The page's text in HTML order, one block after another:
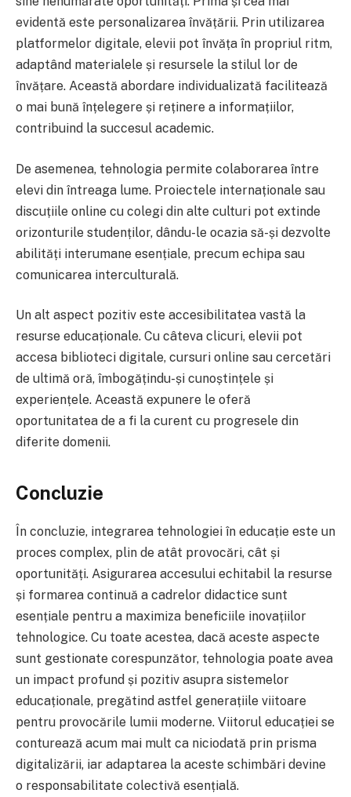
evidentă este personalizarea învățării. Prin utilizarea
platformelor digitale, elevii pot învăța în propriul ritm,
adaptând materialele și resursele la stilul lor de
învățare. Această abordare individualizată facilitează
o mai bună înțelegere și reținere a informațiilor,
contribuind la succesul academic.
De asemenea, tehnologia permite colaborarea între
elevi din întreaga lume. Proiectele internaționale sau
discuțiile online cu colegi din alte culturi pot extinde
orizonturile studenților, dându-le ocazia să-și dezvolte
abilități interumane esențiale, precum echipa sau
comunicarea interculturală.
Un alt aspect pozitiv este accesibilitatea vastă la
resurse educaționale. Cu câteva clicuri, elevii pot
accesa biblioteci digitale, cursuri online sau cercetări
de ultimă oră, îmbogățindu-și cunoștințele și
experiențele. Această expunere le oferă
oportunitatea de a fi la curent cu progresele din
diferite domenii.
Concluzie
În concluzie, integrarea tehnologiei în educație este un
proces complex, plin de atât provocări, cât și
oportunități. Asigurarea accesului echitabil la resurse
și formarea continuă a cadrelor didactice sunt
esențiale pentru a maximiza beneficiile inovațiilor
tehnologice. Cu toate acestea, dacă aceste aspecte
sunt gestionate corespunzător, tehnologia poate avea
un impact profund și pozitiv asupra sistemelor
educaționale, pregătind astfel generațiile viitoare
pentru provocările lumii moderne. Viitorul educației se
conturează acum mai mult ca niciodată prin prisma
digitalizării, iar adaptarea la aceste schimbări devine
o responsabilitate colectivă esențială.